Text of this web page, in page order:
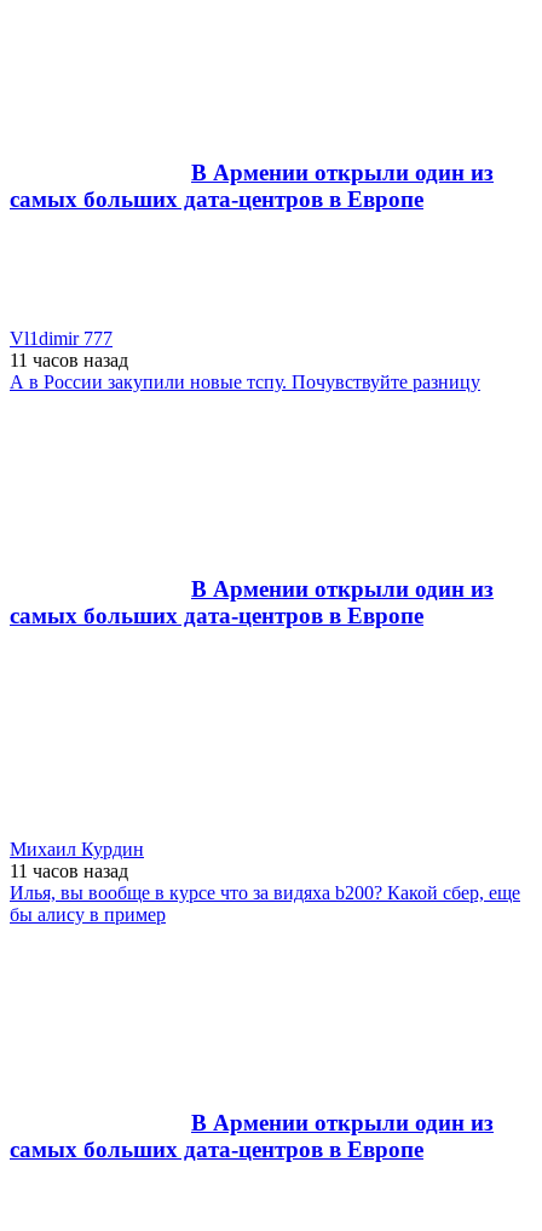
В Армении открыли один из
самых больших дата-центров в Европе
Vl1dimir 777
11 часов назад
А в России закупили новые тспу. Почувствуйте разницу
В Армении открыли один из
самых больших дата-центров в Европе
Михаил Курдин
11 часов назад
Илья, вы вообще в курсе что за видяха b200? Какой сбер, еще
бы алису в пример
В Армении открыли один из
самых больших дата-центров в Европе